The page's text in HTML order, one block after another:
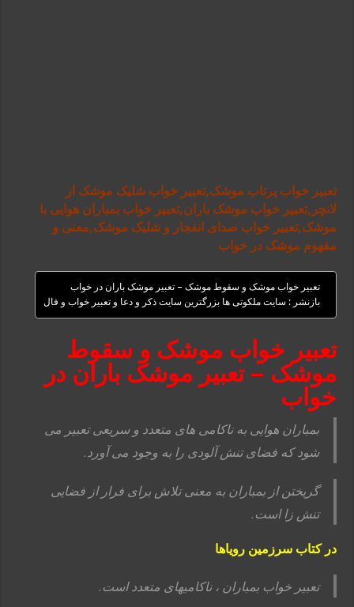
تعبیر خواب پرتاب موشک,تعبیر خواب شلیک موشک از
لانچر,تعبیر خواب موشک باران,تعبیر خواب بمباران هوایی با
موشک,تعبیر خواب صدای انفجار و شلیک موشک,معنی و
مفهوم موشک در خواب
تعبیر خواب موشک و سقوط موشک – تعبیر موشک باران در خواب
بازنشر : سایت ملکوتی ها بزرگترین سایت ذکر و دعا و تعبیر خواب و فال
تعبیر خواب موشک و سقوط
موشک – تعبیر موشک باران در
خواب
بمباران هوایی به ناکامی های متعدد و سریعی تعبیر می
شود که فضای تنش آلودی را به وجود می آورد.
گریختن از بمباران به معنی تلاش برای فرار از فضایی
تنش زا است.
در کتاب سرزمین رویاها
تعبیر خواب بمباران ، ناکامیهای متعدد است.